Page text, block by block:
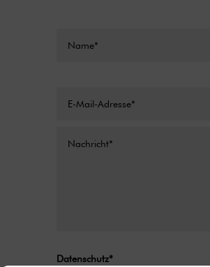
Datenschutz*